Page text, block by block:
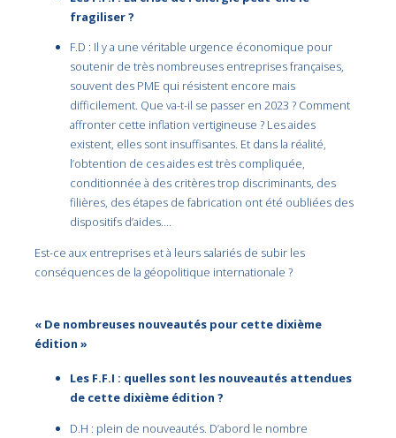
fragiliser ?
F.D : Il y a une véritable urgence économique pour
soutenir de très nombreuses entreprises françaises,
souvent des PME qui résistent encore mais
difficilement. Que va-t-il se passer en 2023 ? Comment
affronter cette inflation vertigineuse ? Les aides
existent, elles sont insuffisantes. Et dans la réalité,
l’obtention de ces aides est très compliquée,
conditionnée à des critères trop discriminants, des
filières, des étapes de fabrication ont été oubliées des
dispositifs d’aides….
Est-ce aux entreprises et à leurs salariés de subir les
conséquences de la géopolitique internationale ?
« De nombreuses nouveautés pour cette dixième
édition »
Les F.F.I : quelles sont les nouveautés attendues
de cette dixième édition ?
D.H : plein de nouveautés. D’abord le nombre